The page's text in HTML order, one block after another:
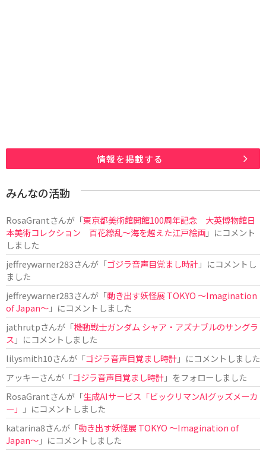
情報を掲載する
みんなの活動
RosaGrantさんが「東京都美術館開館100周年記念 大英博物館日
本美術コレクション 百花繚乱～海を越えた江戸絵画」にコメント
しました
jeffreywarner283さんが「ゴジラ音声目覚まし時計」にコメントし
ました
jeffreywarner283さんが「動き出す妖怪展 TOKYO 〜Imagination
of Japan〜」にコメントしました
jathrutpさんが「機動戦士ガンダム シャア・アズナブルのサングラ
ス 」にコメントしました
lilysmith10さんが「ゴジラ音声目覚まし時計」にコメントしました
アッキーさんが「ゴジラ音声目覚まし時計」をフォローしました
RosaGrantさんが「生成AIサービス「ビックリマンAIグッズメーカ
ー」
」にコメントしました
katarina8さんが「動き出す妖怪展 TOKYO 〜Imagination of
Japan〜」にコメントしました